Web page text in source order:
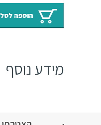
היה:
הוספה לסל
מידע נוסף